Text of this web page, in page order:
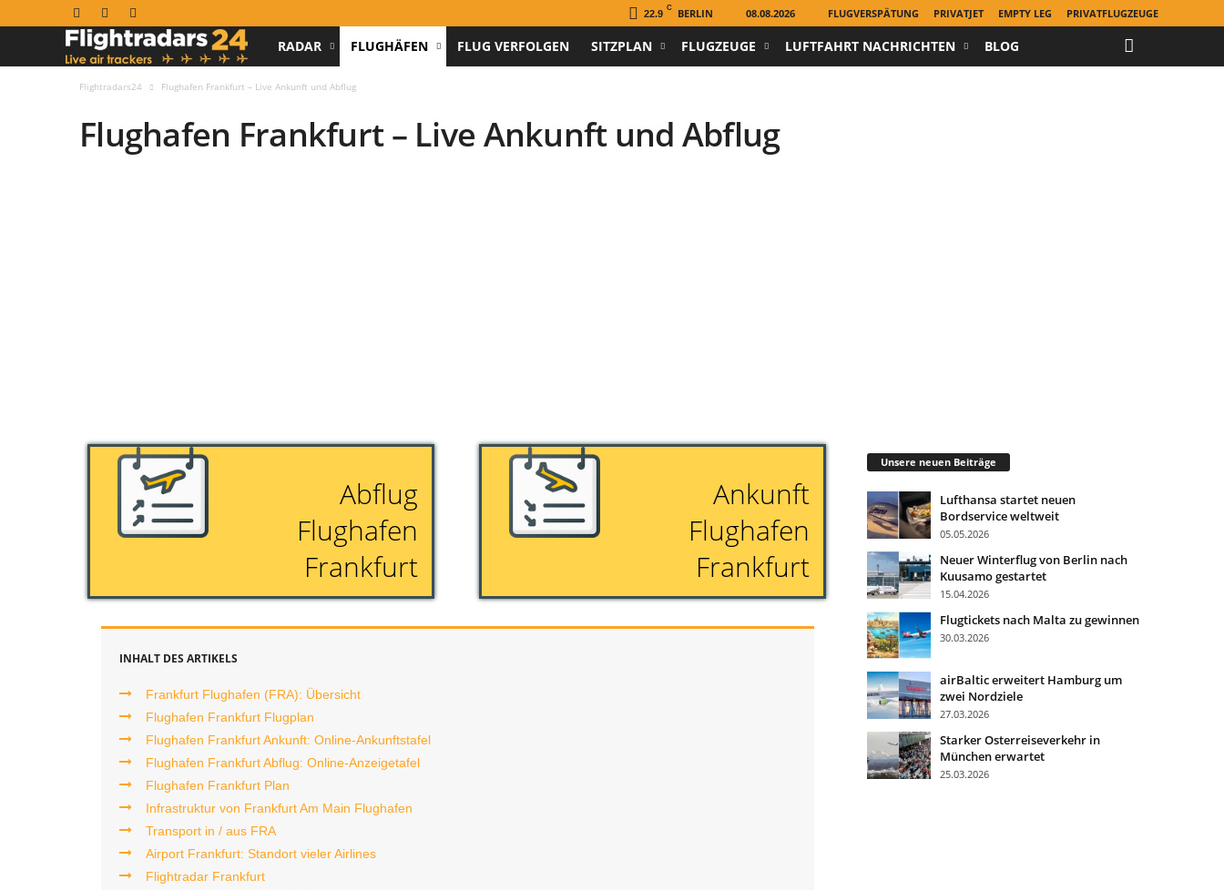
22.9
C BERLIN 08.08.2026 FLUGVERSPÄTUNG PRIVATJET EMPTY LEG PRIVATFLUGZEUGE
l
r
.
RADAR FLUGHÄFEN FLUG VERFOLGEN SITZPLAN FLUGZEUGE LUFTFAHRT NACHRICHTEN BLOG
Flightradars24 Flughafen Frankfurt – Live Ankunft und Abflug
Flughafen Frankfurt – Live Ankunft und Abflug
Abflug
Flughafen
Frankfurt
Ankunft
Flughafen
Frankfurt
INHALT DES ARTIKELS
Frankfurt Flughafen (FRA): Übersicht
Flughafen Frankfurt Flugplan
Flughafen Frankfurt Ankunft: Online-Ankunftstafel
Flughafen Frankfurt Abflug: Online-Anzeigetafel
Flughafen Frankfurt Plan
Infrastruktur von Frankfurt Am Main Flughafen
Transport in / aus FRA
Airport Frankfurt: Standort vieler Airlines
Flightradar Frankfurt
Unsere neuen Beiträge
Lufthansa startet neuen
Bordservice weltweit
05.05.2026
Neuer Winterflug von Berlin nach
Kuusamo gestartet
15.04.2026
Flugtickets nach Malta zu gewinnen
30.03.2026
airBaltic erweitert Hamburg um
zwei Nordziele
27.03.2026
Starker Osterreiseverkehr in
München erwartet
25.03.2026